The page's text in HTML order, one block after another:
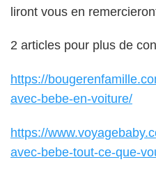
liront vous en
2 articles pour plus de
https://
avec-bebe-en-voiture/
https://
avec-bebe-tout-ce-que-